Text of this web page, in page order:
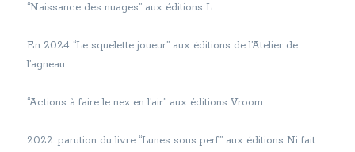
“Naissance des nuages” aux éditions L
En 2024 “Le squelette joueur” aux éditions de l’Atelier de
l’agneau
“Actions à faire le nez en l’air” aux éditions Vroom
2022: parution du livre “Lunes sous perf” aux éditions Ni fait